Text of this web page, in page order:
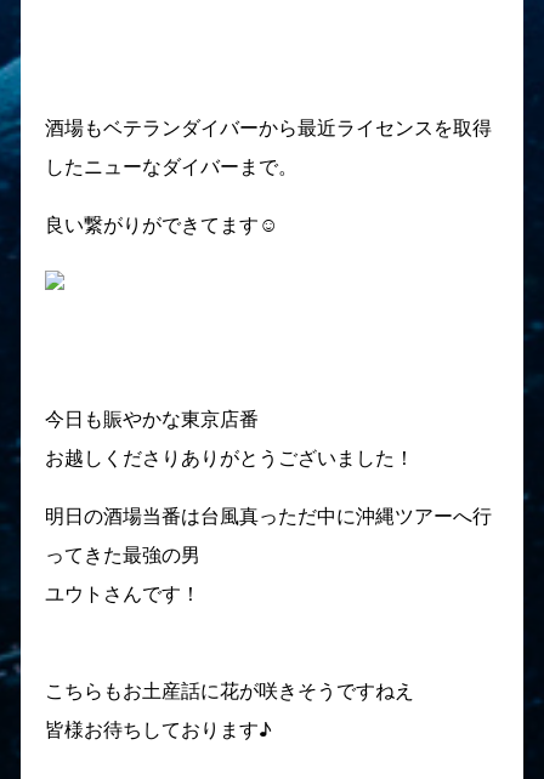
酒場もベテランダイバーから最近ライセンスを取得
したニューなダイバーまで。
良い繋がりができてます☺︎
今日も賑やかな東京店番
お越しくださりありがとうございました！
明日の酒場当番は台風真っただ中に沖縄ツアーへ行
ってきた最強の男
ユウトさんです！
こちらもお土産話に花が咲きそうですねえ
皆様お待ちしております♪